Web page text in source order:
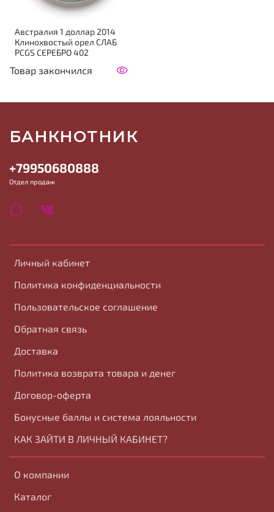
Австралия 1 доллар 2014
Клинохвостый орел СЛАБ
PCGS СЕРЕБРО 402
Товар закончился
Личный кабинет
Политика конфиденциальности
Пользовательское соглашение
Обратная связь
Доставка
Политика возврата товара и денег
Договор-оферта
Бонусные баллы и система лояльности
КАК ЗАЙТИ В ЛИЧНЫЙ КАБИНЕТ?
О компании
Каталог
+79950680888
Отдел продаж
БАНКНОТНИК